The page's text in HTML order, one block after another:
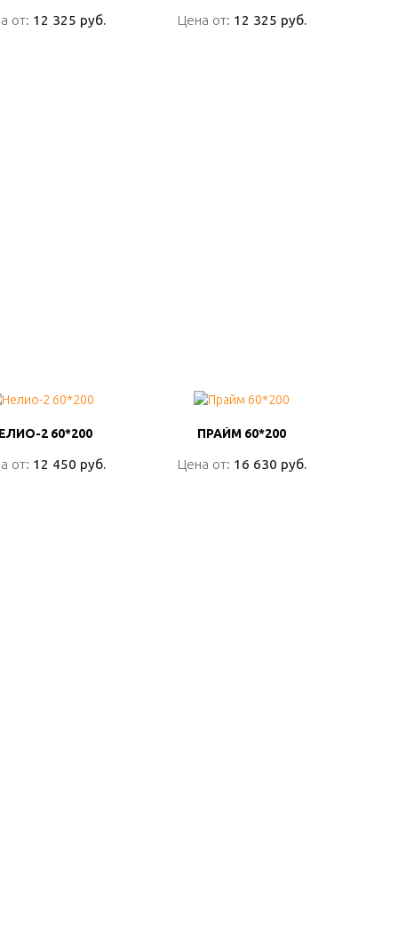
от: 12 325 руб.
от: 12 325 руб. Цена от: 12 325 руб.
Цена от: 12 325 руб.
2 60*200
от: 12 450 руб.
2 60*200
от: 12 450 руб.
ПРАЙМ 60*200
Цена от: 16 630 руб.
ПРАЙМ 60*200
Цена от: 16 630 руб.